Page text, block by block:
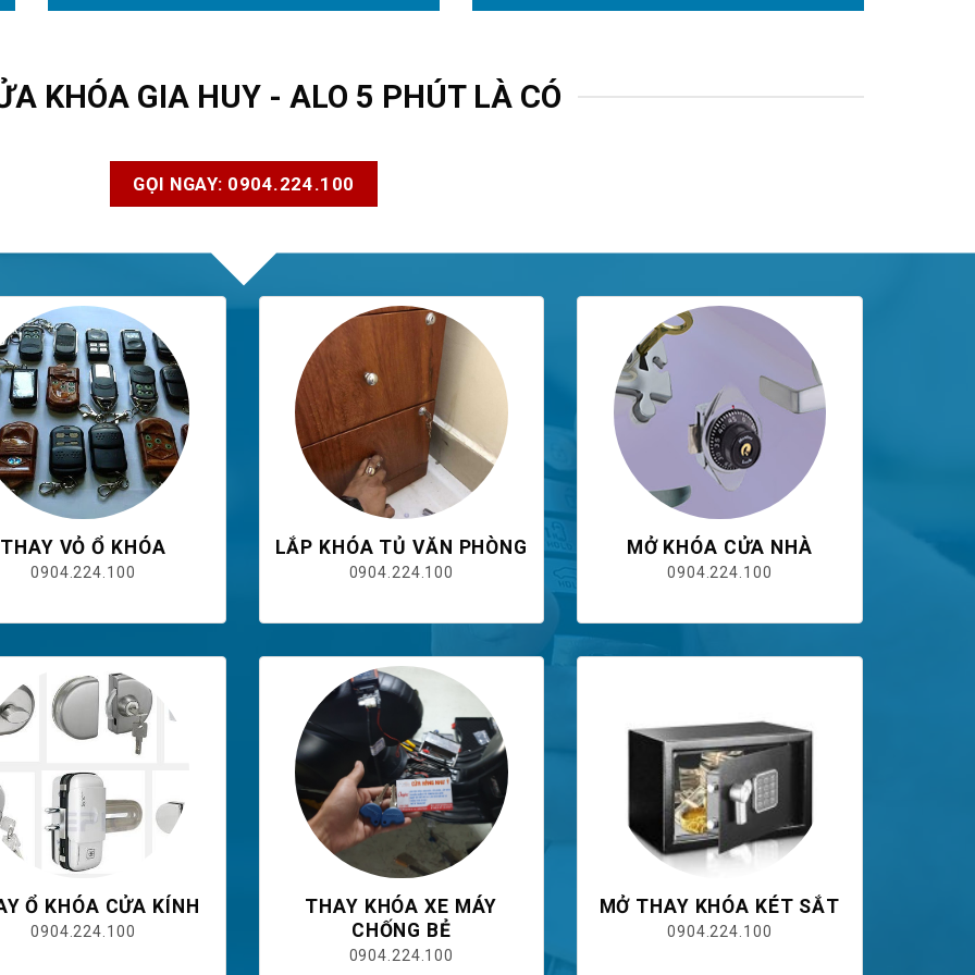
KHÓA GIA HUY - ALO 5 PHÚT LÀ CÓ
GỌI NGAY: 0904.224.100
THAY VỎ Ổ KHÓA
0904.224.100
LẮP KHÓA TỦ VĂN PHÒNG
0904.224.100
MỞ KHÓA CỬA NHÀ
0904.224.100
Ổ KHÓA CỬA KÍNH
0904.224.100
THAY KHÓA XE MÁY
CHỐNG BẺ
0904.224.100
MỞ THAY KHÓA KÉT SẮT
0904.224.100